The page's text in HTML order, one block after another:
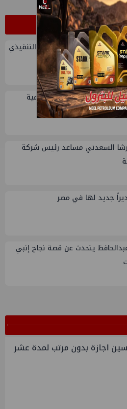
ووليد أنور نائبين للرئيس التنفيذي
ماراثون الجمعيات العمومية
السعدني مساعد رئيس شركة
جديد لها في مصر
يتحدث عن قصة نجاح إنبي
اجازة بدون مرتب لمدة عشر